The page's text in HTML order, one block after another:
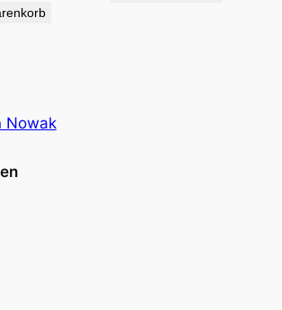
Nowak